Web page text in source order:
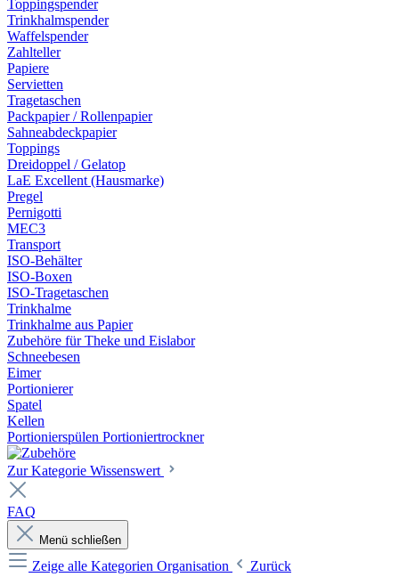
Toppingspender
Trinkhalmspender
Waffelspender
Zahlteller
Papiere
Servietten
Tragetaschen
Packpapier / Rollenpapier
Sahneabdeckpapier
Toppings
Dreidoppel / Gelatop
LaE Excellent (Hausmarke)
Pregel
Pernigotti
MEC3
Transport
ISO-Behälter
ISO-Boxen
ISO-Tragetaschen
Trinkhalme
Trinkhalme aus Papier
Zubehöre für Theke und Eislabor
Schneebesen
Eimer
Portionierer
Spatel
Kellen
Portionierspülen Portioniertrockner
Zur Kategorie Wissenswert
FAQ
Menü schließen
Zeige alle Kategorien Organisation
Zurück